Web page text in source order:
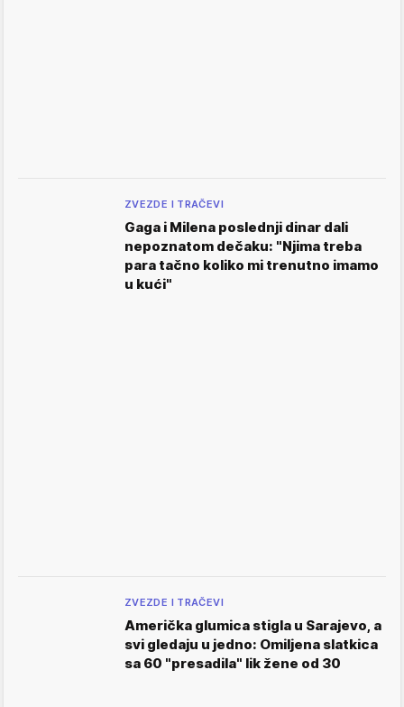
ZVEZDE I TRAČEVI
Gaga i Milena poslednji dinar dali
nepoznatom dečaku: "Njima treba
para tačno koliko mi trenutno imamo
u kući"
ZVEZDE I TRAČEVI
Američka glumica stigla u Sarajevo, a
svi gledaju u jedno: Omiljena slatkica
sa 60 "presadila" lik žene od 30